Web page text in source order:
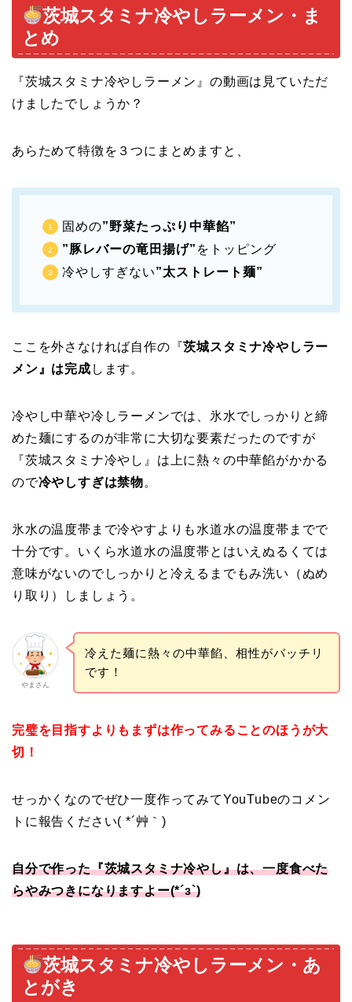
茨城スタミナ冷やしラーメン・ま
とめ
『茨城スタミナ冷やしラーメン』の動画は見ていただ
けましたでしょうか？
あらためて特徴を３つにまとめますと、
固めの”野菜たっぷり中華餡”
”豚レバーの竜田揚げ” をトッピング
冷やしすぎない”太ストレート麺”
ここを外さなければ自作の『茨城スタミナ冷やしラー
メン』は完成 します。
冷やし中華や冷しラーメンでは、氷水でしっかりと締
めた麺にするのが非常に大切な要素だったのですが
『茨城スタミナ冷やし』は上に熱々の中華餡がかかる
ので冷やしすぎは禁物。
氷水の温度帯まで冷やすよりも水道水の温度帯までで
十分です。いくら水道水の温度帯とはいえぬるくては
意味がないのでしっかりと冷えるまでもみ洗い（ぬめ
り取り）しましょう。
やまさん
冷えた麺に熱々の中華餡、相性がバッチリ
です！
完璧を目指すよりもまずは作ってみることのほうが大
切！
せっかくなのでぜひ一度作ってみてYouTubeのコメン
トに報告ください( *´艸｀)
自分で作った『茨城スタミナ冷やし』は、一度食べた
らやみつきになりますよー(*´з`)
茨城スタミナ冷やしラーメン・あ
とがき